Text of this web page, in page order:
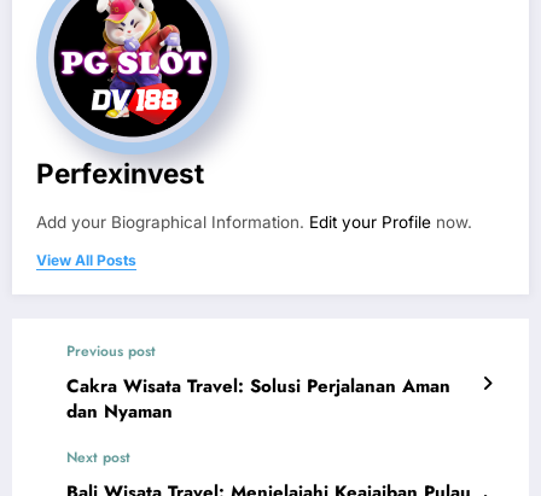
Perfexinvest
Add your Biographical Information. Edit your Profile now.
View All Posts
Previous post
Cakra Wisata Travel: Solusi Perjalanan Aman
dan Nyaman
Next post